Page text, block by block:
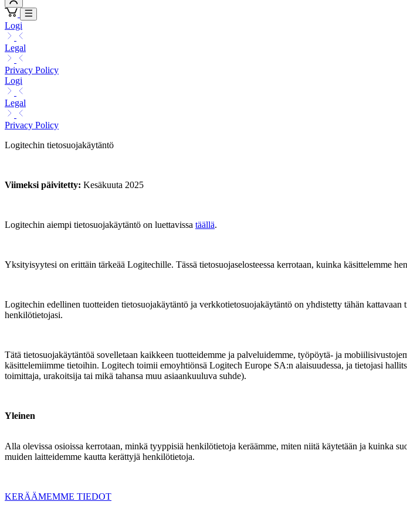
Logi
Legal
Privacy Policy
Logi
Legal
Privacy Policy
Logitechin tietosuojakäytäntö
Viimeksi päivitetty: Kesäkuuta 2025
Logitechin aiempi tietosuojakäytäntö on luettavissa täällä.
Yksityisyytesi on erittäin tärkeää Logitechille. Tässä tietosuojaselosteessa kerrotaan, kuinka käsittelemme
Logitechin edellinen tuotteiden tietosuojakäytäntö ja verkkotietosuojakäytäntö on yhdistetty tähän
henkilötietojasi.
Tätä tietosuojakäytäntöä sovelletaan kaikkeen tuotteidemme ja palveluidemme, työpöytä- ja
käsittelemiimme tietoihin. Logitech toimii emoyhtiönsä Logitech Europe SA:n alaisuudessa, ja tietojasi
toimittaja, urakoitsija tai mikä tahansa muu asiaankuuluva suhde).
Yleinen
Alla olevissa osioissa kerrotaan, minkä tyyppisiä henkilötietoja keräämme, miten niitä käytetään ja kuinka
muiden laitteidemme kautta kerättyjä henkilötietoja.
KERÄÄMEMME TIEDOT